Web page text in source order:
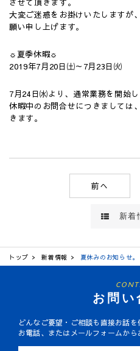
させて頂きます。
大変ご迷惑をお掛けいたしますが
願い申し上げます。
☼夏季休暇☼
2019年7月20日㈯～7月23日㈫
7月24日㈬より、通常業務を開始し
休暇中のお問合せにつきましては
きます。
前へ
新着
トップ 新着情報 夏休みのお知らせ。
お問い
どんなご要望・ご相談も直接お話を
お電話、またはメールフォームから